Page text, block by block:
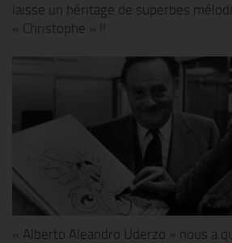
laisse un héritage de superbes
« Christophe » !!
« Alberto Aleandro Uderzo » nous a